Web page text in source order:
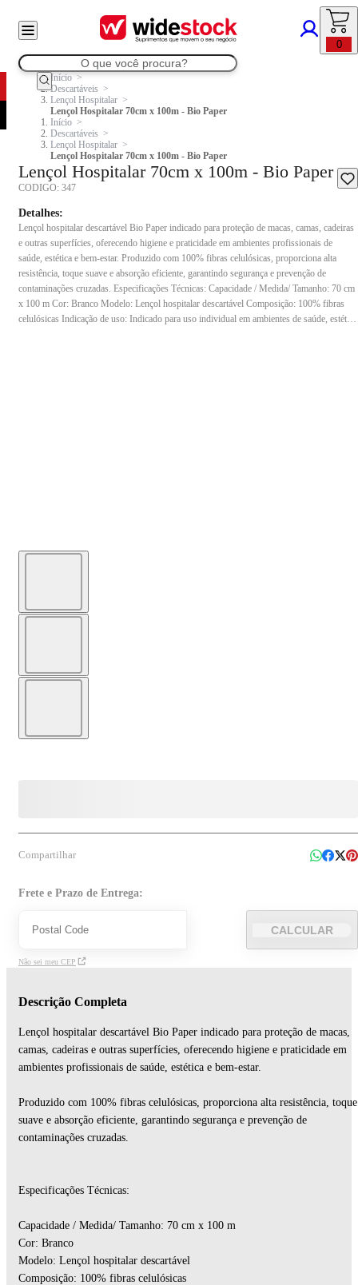
0
Início
Descartáveis
Lençol Hospitalar
Lençol Hospitalar 70cm x 100m - Bio Paper
Início
Descartáveis
Lençol Hospitalar
Lençol Hospitalar 70cm x 100m - Bio Paper
Lençol Hospitalar 70cm x 100m - Bio Paper
CODIGO: 347
Detalhes:
Lençol hospitalar descartável Bio Paper indicado para proteção de macas, camas, cadeiras
e outras superfícies, oferecendo higiene e praticidade em ambientes profissionais de
saúde, estética e bem-estar. Produzido com 100% fibras celulósicas, proporciona alta
resistência, toque suave e absorção eficiente, garantindo segurança e prevenção de
contaminações cruzadas. Especificações Técnicas: Capacidade / Medida/ Tamanho: 70 cm
x 100 m Cor: Branco Modelo: Lençol hospitalar descartável Composição: 100% fibras
celulósicas Indicação de uso: Indicado para uso individual em ambientes de saúde, estética
Compartilhar
Frete e Prazo de Entrega:
CALCULAR
Não sei meu CEP
Descrição Completa
Lençol hospitalar descartável Bio Paper indicado para proteção de macas,
camas, cadeiras e outras superfícies, oferecendo higiene e praticidade em
ambientes profissionais de saúde, estética e bem-estar.
Produzido com 100% fibras celulósicas, proporciona alta resistência, toque
suave e absorção eficiente, garantindo segurança e prevenção de
contaminações cruzadas.
Especificações Técnicas:
Capacidade / Medida/ Tamanho: 70 cm x 100 m
Cor: Branco
Modelo: Lençol hospitalar descartável
Composição: 100% fibras celulósicas